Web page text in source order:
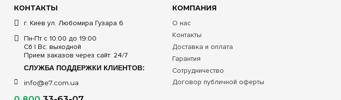
КОНТАКТЫ
г. Киев ул. Любомира Гузара 6
Пн-Пт с 10:00 до 19:00
Сб | Вс: выходной
Прием заказов через сайт: 24/7
СЛУЖБА ПОДДЕРЖКИ КЛИЕНТОВ:
info@e7.com.ua
КОМПАНИЯ
О нас
Контакты
Доставка и оплата
Гарантия
Сотрудничество
Договор публичной оферты